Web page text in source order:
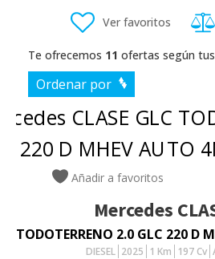
Ver favoritos
Te ofrecemos 11 ofertas según
Ordenar por
Añadir a favoritos
Mercedes
DIESEL 2025 1 Km 197Cv